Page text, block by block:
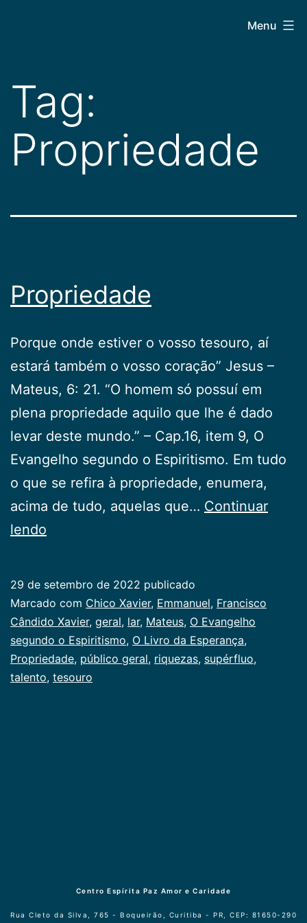
conteúdo
Menu
Tag:
Propriedade
Propriedade
Porque onde estiver o vosso tesouro, aí
estará também o vosso coração” Jesus –
Mateus, 6: 21. “O homem só possuí em
plena propriedade aquilo que lhe é dado
levar deste mundo.” – Cap.16, item 9, O
Evangelho segundo o Espiritismo. Em tudo
o que se refira à propriedade, enumera,
acima de tudo, aquelas que… Continuar
lendo
29 de setembro de 2022 publicado
Categorizado
como
Publicogeral
Marcado com Chico Xavier, Emmanuel, Francisco
Cândido Xavier, geral, lar, Mateus, O Evangelho
segundo o Espiritismo, O Livro da Esperança,
Propriedade, público geral, riquezas, supérfluo,
talento, tesouro
Centro Espírita Paz Amor e Caridade
Rua Cleto da Silva, 765 - Boqueirão, Curitiba - PR, CEP: 81650-290